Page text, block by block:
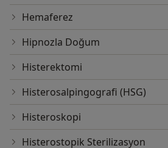
Hemaferez
Hipnozla Doğum
Histerektomi
Histerosalpingografi (HSG)
Histeroskopi
Histerostopik Sterilizasyon